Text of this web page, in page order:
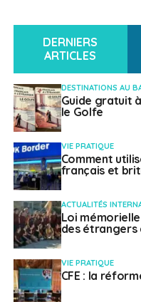
DERNIERS
ARTICLES
DESTINATIONS AU
Guide gratuit
le Golfe
VIE PRATIQUE
Comment
français et
ACTUALITÉS
Loi mémorielle
des étrangers
VIE PRATIQUE
CFE : la